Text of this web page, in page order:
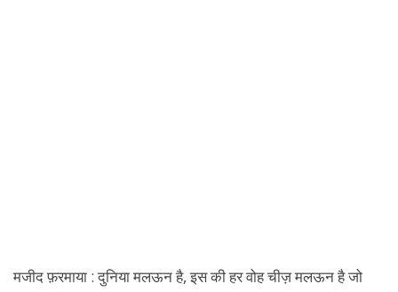
मजीद फ़रमाया : दुनिया मलऊन है, इस की हर वोह चीज़ मलऊन है जो